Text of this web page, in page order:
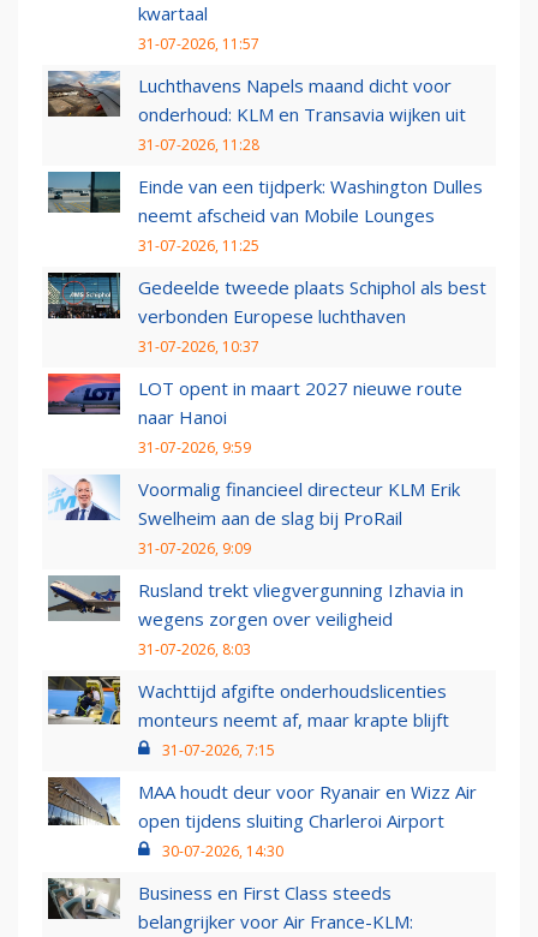
kwartaal
31-07-2026, 11:57
Luchthavens Napels maand dicht voor
onderhoud: KLM en Transavia wijken uit
31-07-2026, 11:28
Einde van een tijdperk: Washington Dulles
neemt afscheid van Mobile Lounges
31-07-2026, 11:25
Gedeelde tweede plaats Schiphol als best
verbonden Europese luchthaven
31-07-2026, 10:37
LOT opent in maart 2027 nieuwe route
naar Hanoi
31-07-2026, 9:59
Voormalig financieel directeur KLM Erik
Swelheim aan de slag bij ProRail
31-07-2026, 9:09
Rusland trekt vliegvergunning Izhavia in
wegens zorgen over veiligheid
31-07-2026, 8:03
Wachttijd afgifte onderhoudslicenties
monteurs neemt af, maar krapte blijft
31-07-2026, 7:15
MAA houdt deur voor Ryanair en Wizz Air
open tijdens sluiting Charleroi Airport
30-07-2026, 14:30
Business en First Class steeds
belangrijker voor Air France-KLM: